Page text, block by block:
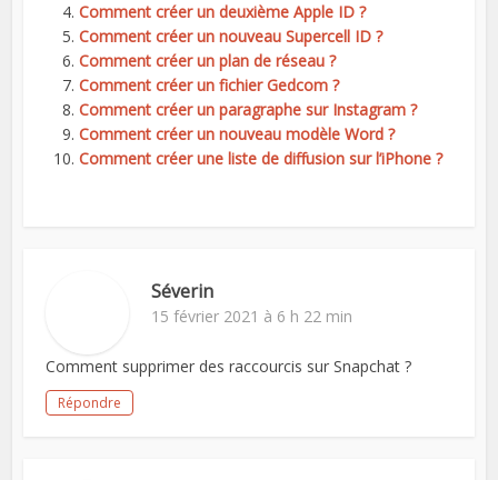
Comment créer un deuxième Apple ID ?
Comment créer un nouveau Supercell ID ?
Comment créer un plan de réseau ?
Comment créer un fichier Gedcom ?
Comment créer un paragraphe sur Instagram ?
Comment créer un nouveau modèle Word ?
Comment créer une liste de diffusion sur l’iPhone ?
Séverin
15 février 2021 à 6 h 22 min
Comment supprimer des raccourcis sur Snapchat ?
Répondre